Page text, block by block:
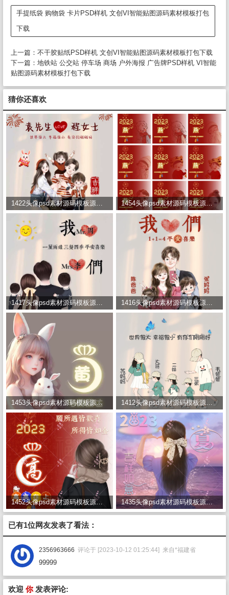
手提纸袋 购物袋 卡片PSD样机 文创VI智能贴图源码素材模板打包
下载
上一篇： 不干胶贴纸PSD样机 文创VI智能贴图源码素材模板打包下载
下一篇： 地铁站 公交站 停车场 商场 户外海报 广告牌PSD样机 VI智能
贴图源码素材模板打包下载
猜你还喜欢
1422头像psd素材源码模板源文件 QQ微信抖音快手小红书很火的签名百家姓氏头像制作教程软件 1454头像psd素材源码模板源文件 QQ微信抖音快手小红书很火的签名百家姓氏头像制作教程软件
1417头像psd素材源码模板源文件 QQ微信抖音快手小红书很火的签名百家姓氏头像制作教程软件 1416头像psd素材源码模板源文件 QQ微信抖音快手小红书很火的签名百家姓氏头像制作教程软件
1453头像psd素材源码模板源文件 QQ微信抖音快手小红书很火的签名百家姓氏头像制作教程软件
1452头像psd素材源码模板源文件 QQ微信抖音快手小红书很火的签名百家姓氏头像制作教程软件 1435头像psd素材源码模板源文件 QQ微信抖音快手小红书很火的签名百家姓氏头像制作教程软件
已有1位网友发表了看法：
2356963666 评论于 [2023-10-12 01:25:44] 来自*福建省
99999
欢迎 你发表评论: